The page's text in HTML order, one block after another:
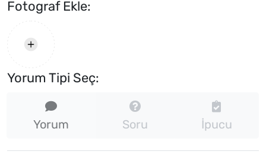
Fotograf Ekle:
Yorum Tipi Seç:
Yorum Soru İpucu